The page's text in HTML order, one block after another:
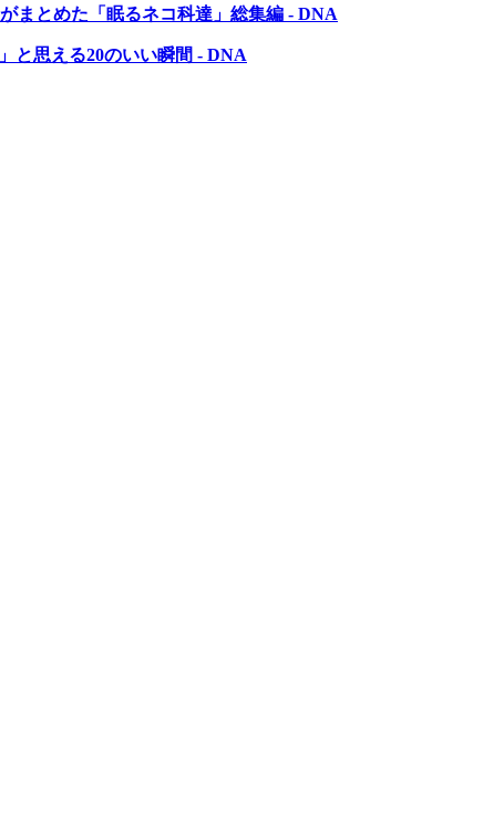
まとめた「眠るネコ科達」総集編 - DNA
と思える20のいい瞬間 - DNA